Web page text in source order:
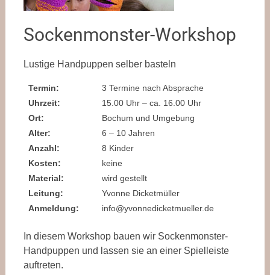
Sockenmonster-Workshop
Lustige Handpuppen selber basteln
Termin:
3 Termine nach Absprache
Uhrzeit:
15.00 Uhr – ca. 16.00 Uhr
Ort:
Bochum und Umgebung
Alter:
6 – 10 Jahren
Anzahl:
8 Kinder
Kosten:
keine
Material:
wird gestellt
Leitung:
Yvonne Dicketmüller
Anmeldung:
info@yvonnedicketmueller.de
In diesem Workshop bauen wir Sockenmonster-
Handpuppen und lassen sie an einer Spielleiste
auftreten.